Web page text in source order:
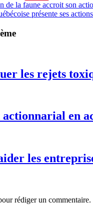
de la faune accroit son
présente ses
les rejets
actionnarial en
les
rédiger un commentaire.